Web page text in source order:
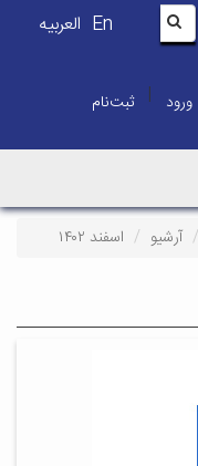
En العربیه
ورود | ثبت‌نام
آرشیو اسفند ۱۴۰۲